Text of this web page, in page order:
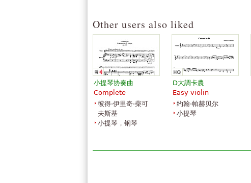
Other users also liked
小提琴协奏曲
Complete
彼得·伊里奇·柴可
夫斯基
小提琴，钢琴
D大調卡農
Easy violin
约翰·帕赫贝尔
小提琴